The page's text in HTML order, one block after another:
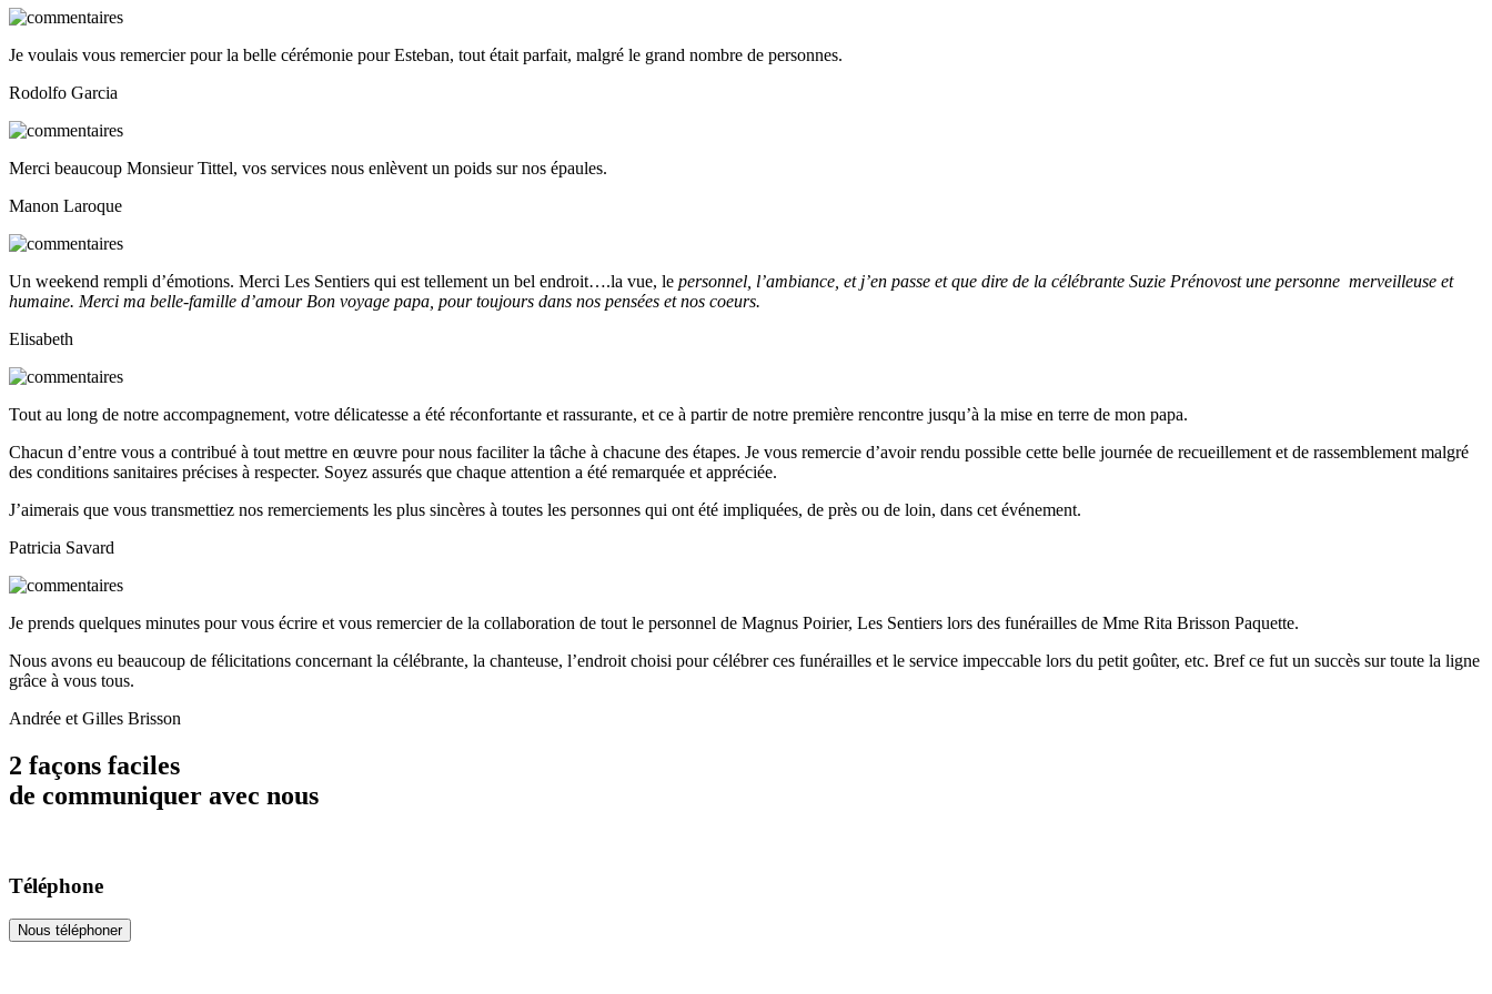
Je voulais vous remercier pour la belle cérémonie pour Esteban, tout était parfait, malgré le grand nombre de personnes.
Rodolfo Garcia
Merci beaucoup Monsieur Tittel, vos services nous enlèvent un poids sur nos épaules.
Manon Laroque
Un weekend rempli d’émotions. Merci Les Sentiers qui est tellement un bel endroit….la vue, le personnel, l’ambiance, et j’en passe et que dire de la célébrante Suzie Prénovost une personne merveilleuse et
humaine. Merci ma belle-famille d’amour Bon voyage papa, pour toujours dans nos pensées et nos coeurs.
Elisabeth
Tout au long de notre accompagnement, votre délicatesse a été réconfortante et rassurante, et ce à partir de notre première rencontre jusqu’à la mise en terre de mon papa.
Chacun d’entre vous a contribué à tout mettre en œuvre pour nous faciliter la tâche à chacune des étapes. Je vous remercie d’avoir rendu possible cette belle journée de recueillement et de rassemblement malgré
des conditions sanitaires précises à respecter. Soyez assurés que chaque attention a été remarquée et appréciée.
J’aimerais que vous transmettiez nos remerciements les plus sincères à toutes les personnes qui ont été impliquées, de près ou de loin, dans cet événement.
Patricia Savard
Je prends quelques minutes pour vous écrire et vous remercier de la collaboration de tout le personnel de Magnus Poirier, Les Sentiers lors des funérailles de Mme Rita Brisson Paquette.
Nous avons eu beaucoup de félicitations concernant la célébrante, la chanteuse, l’endroit choisi pour célébrer ces funérailles et le service impeccable lors du petit goûter, etc. Bref ce fut un succès sur toute la ligne
grâce à vous tous.
Andrée et Gilles Brisson
2 façons faciles
de communiquer avec nous
Téléphone
Nous téléphoner